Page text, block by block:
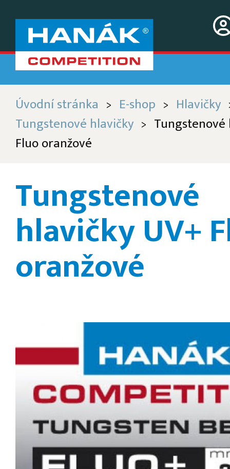
Úvodní stránka > E-shop > Hlavičky
Tungstenové hlavičky > Tungstenové
Fluo oranžové
Tungstenové
hlavičky UV+
oranžové